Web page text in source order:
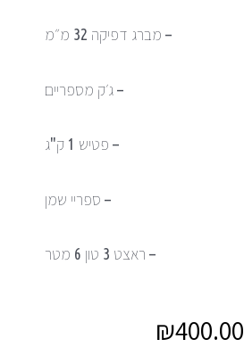
– ⁠מברג דפיקה 32 מ״מ
– ⁠ג׳ק מספריים
– ⁠פטיש 1 ק"ג
– ⁠ספריי שמן
– ⁠ראצט 3 טון 6 מטר
₪400.00